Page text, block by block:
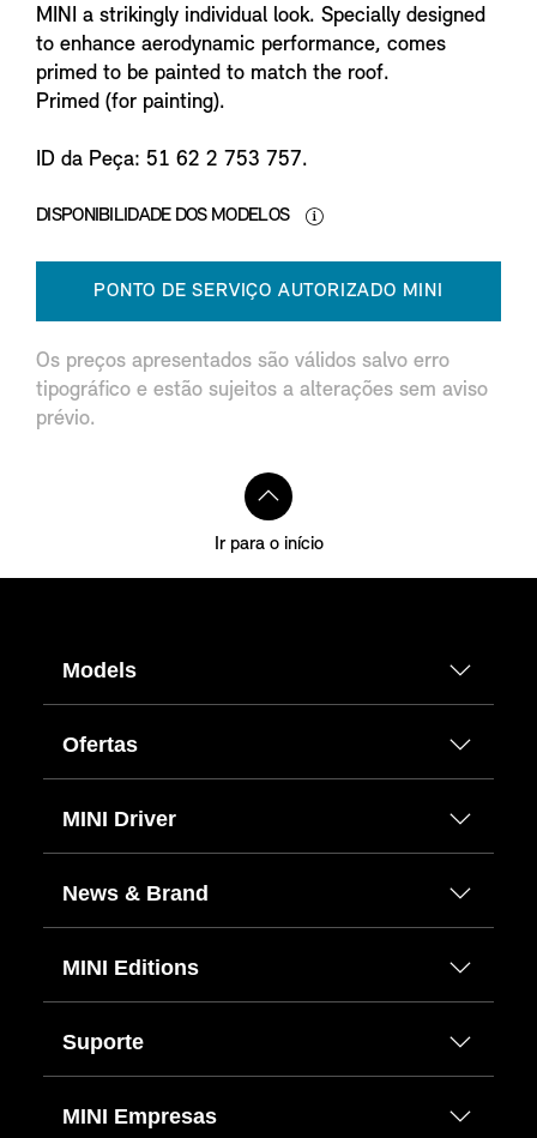
MINI a strikingly individual look. Specially designed
to enhance aerodynamic performance, comes
primed to be painted to match the roof.
Primed (for painting).
ID da Peça: 51 62 2 753 757.
DISPONIBILIDADE DOS MODELOS
PONTO DE SERVIÇO AUTORIZADO MINI
Os preços apresentados são válidos salvo erro
tipográfico e estão sujeitos a alterações sem aviso
prévio.
Ir para o início
Models
Ofertas
MINI Driver
News & Brand
MINI Editions
Suporte
MINI Empresas